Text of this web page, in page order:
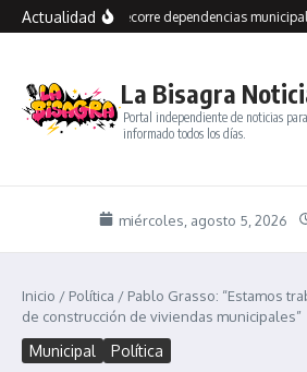
Saltar al contenido
ActualidadGrasso recorre dependencias
La Bisagra
Portal independiente de noticias
informado todos los días.
miércoles, agosto 5, 2026
Inicio / Política / Pablo Grasso: “Estamos
de construcción de viviendas municipales”
Municipal Política